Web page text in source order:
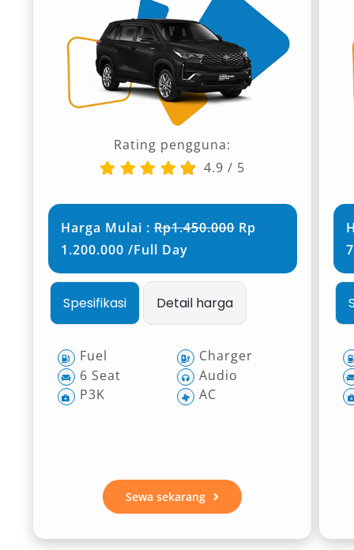
Rating pengguna:
4.9 / 5
Harga Mulai :Rp1.450.000Rp
1.200.000 /Full Day
Spesifikasi Detail harga
Fuel
6 Seat
P3K
Charger
Audio
AC
Sewa sekarang